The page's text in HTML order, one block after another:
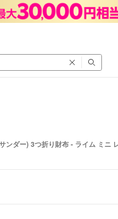
ンダー) 3つ折り財布 - ライム ミニ